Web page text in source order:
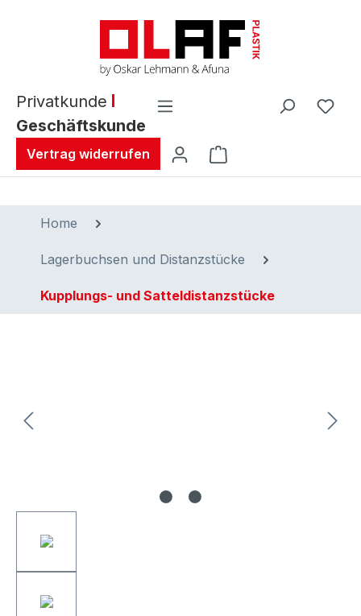
Privatkunde
Geschäftskunde
Vertrag widerrufen Warenkorb enthält
Home
Lagerbuchsen und Distanzstücke
Kupplungs- und Satteldistanzstücke